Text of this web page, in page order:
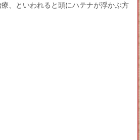
、といわれると頭にハテナが浮かぶ方